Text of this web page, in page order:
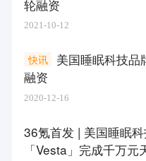
轮融资
2021-10-12
美国睡眠科技品
融资
快讯
2020-12-16
36氪首发 | 美国睡眠
「Vesta」完成千万元